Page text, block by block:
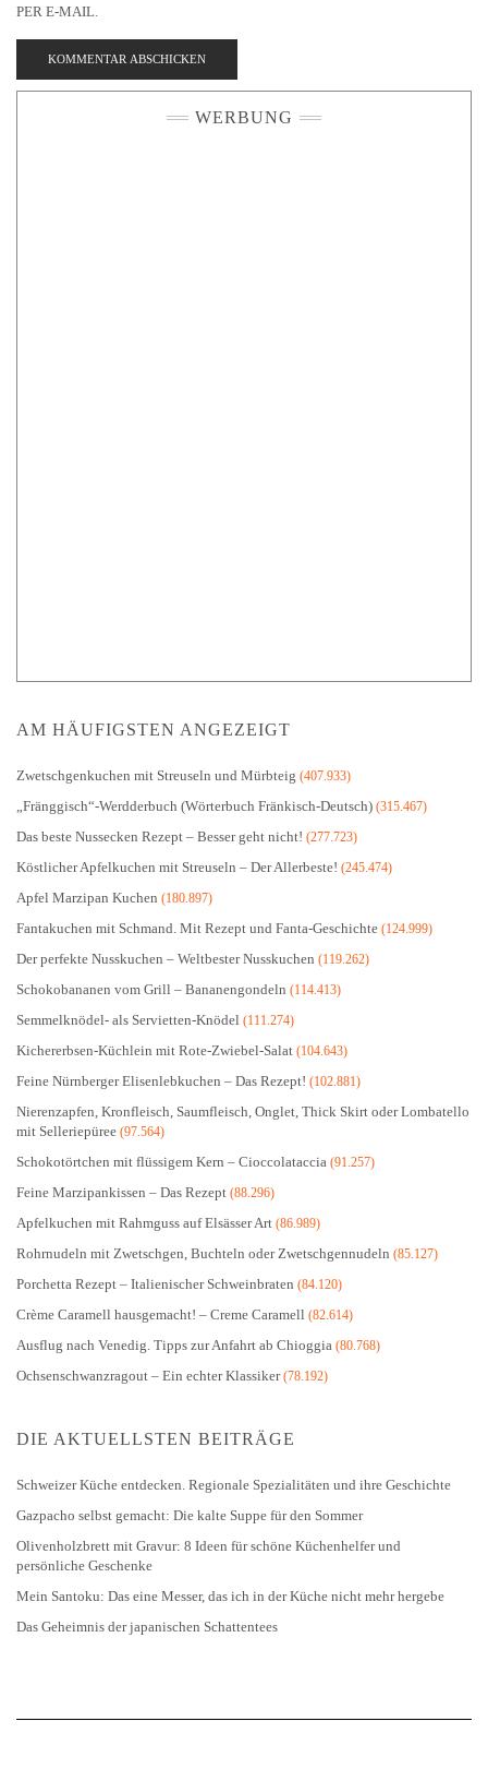
PER E-MAIL.
WERBUNG
AM HÄUFIGSTEN ANGEZEIGT
Zwetschgenkuchen mit Streuseln und Mürbteig (407.933)
„Fränggisch“-Werdderbuch (Wörterbuch Fränkisch-Deutsch) (315.467)
Das beste Nussecken Rezept – Besser geht nicht! (277.723)
Köstlicher Apfelkuchen mit Streuseln – Der Allerbeste! (245.474)
Apfel Marzipan Kuchen (180.897)
Fantakuchen mit Schmand. Mit Rezept und Fanta-Geschichte (124.999)
Der perfekte Nusskuchen – Weltbester Nusskuchen (119.262)
Schokobananen vom Grill – Bananengondeln (114.413)
Semmelknödel- als Servietten-Knödel (111.274)
Kichererbsen-Küchlein mit Rote-Zwiebel-Salat (104.643)
Feine Nürnberger Elisenlebkuchen – Das Rezept! (102.881)
Nierenzapfen, Kronfleisch, Saumfleisch, Onglet, Thick Skirt oder Lombatello
mit Selleriepüree (97.564)
Schokotörtchen mit flüssigem Kern – Cioccolataccia (91.257)
Feine Marzipankissen – Das Rezept (88.296)
Apfelkuchen mit Rahmguss auf Elsässer Art (86.989)
Rohrnudeln mit Zwetschgen, Buchteln oder Zwetschgennudeln (85.127)
Porchetta Rezept – Italienischer Schweinbraten (84.120)
Crème Caramell hausgemacht! – Creme Caramell (82.614)
Ausflug nach Venedig. Tipps zur Anfahrt ab Chioggia (80.768)
Ochsenschwanzragout – Ein echter Klassiker(78.192)
DIE AKTUELLSTEN BEITRÄGE
Schweizer Küche entdecken. Regionale Spezialitäten und ihre Geschichte
Gazpacho selbst gemacht: Die kalte Suppe für den Sommer
Olivenholzbrett mit Gravur: 8 Ideen für schöne Küchenhelfer und
persönliche Geschenke
Mein Santoku: Das eine Messer, das ich in der Küche nicht mehr hergebe
Das Geheimnis der japanischen Schattentees